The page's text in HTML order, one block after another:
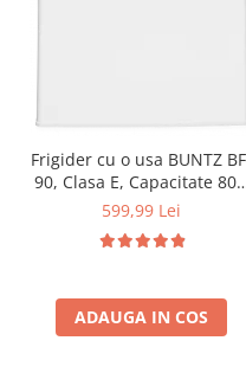
Frigider cu o usa BUNTZ
90, Clasa E, Capacitate
Iluminare interioara,
cm, Alb
599,99 Lei
ADAUGA IN COS